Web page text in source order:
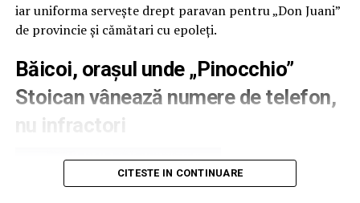
iar uniforma servește drept paravan pentru „Don Juani”
de provincie și cămătari cu epoleți.
Băicoi, orașul unde „Pinocchio”
Stoican vânează numere de telefon,
nu infractori
CITESTE IN CONTINUARE